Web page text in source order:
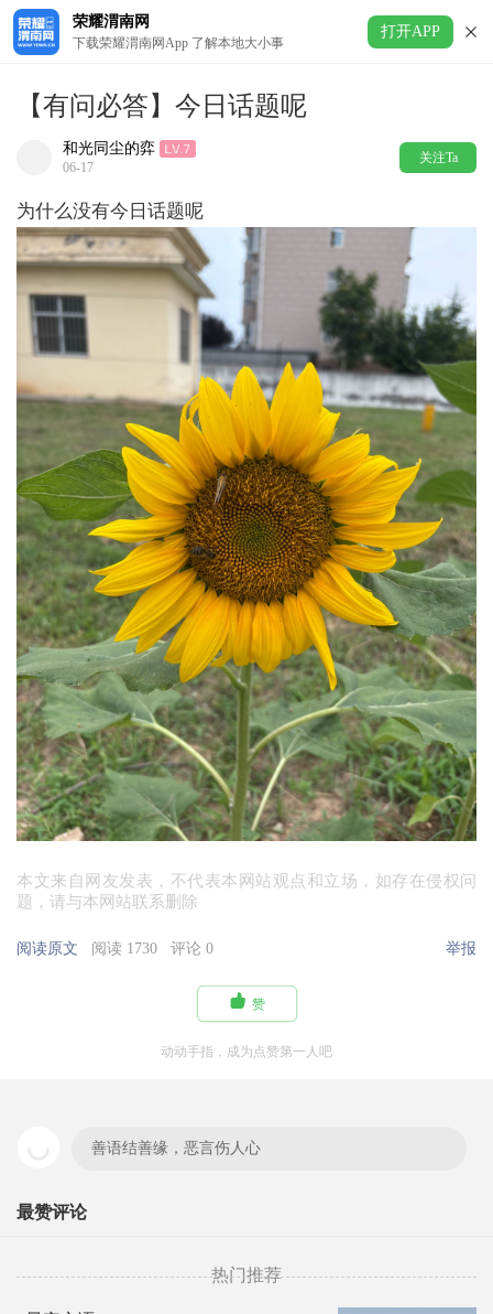
荣耀渭南网
下载荣耀渭南网App 了解本地大小事
打开APP
【有问必答】今日话题呢
和光同尘的弈
06-17
关注Ta
为什么没有今日话题呢
本文来自网友发表，不代表本网站观点和立场，如存在侵权问
题，请与本网站联系删除
阅读原文 阅读 1730 评论 0 举报
 赞
动动手指，成为点赞第一人吧
善语结善缘，恶言伤人心
最赞评论
热门推荐